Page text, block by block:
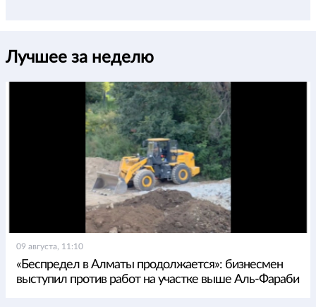
Лучшее за неделю
09 августа, 11:10
«Беспредел в Алматы продолжается»: бизнесмен
выступил против работ на участке выше Аль-Фараби